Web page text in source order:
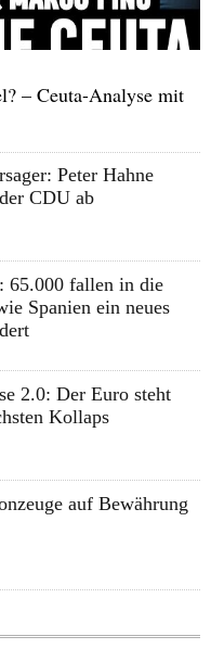
– Ceuta-Analyse mit
Peter Hahne
CDU ab
65.000 fallen in die
Spanien ein neues
2.0: Der Euro steht
Kollaps
auf Bewährung